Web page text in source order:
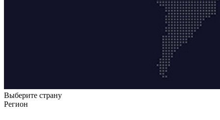
Выберите страну
Регион